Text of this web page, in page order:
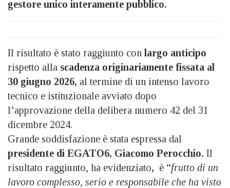
gestore unico interamente pubblico.
Il risultato è stato raggiunto con largo anticipo
rispetto alla scadenza originariamente fissata al
30 giugno 2026, al termine di un intenso lavoro
tecnico e istituzionale avviato dopo
l’approvazione della delibera numero 42 del 31
dicembre 2024.
Grande soddisfazione è stata espressa dal
presidente di EGATO6, Giacomo Perocchio. Il
risultato raggiunto, ha evidenziato, è “frutto di un
lavoro complesso, serio e responsabile che ha visto